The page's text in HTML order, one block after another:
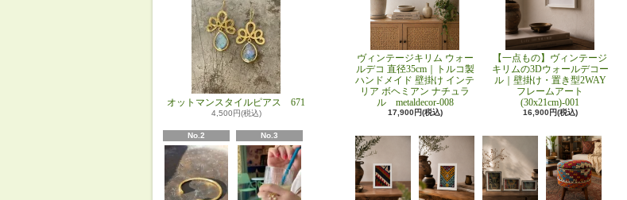
オットマンスタイルピアス 671
4,500円(税込)
No.2 No.3
ヴィンテージキリム ウォー
ルデコ 直径35cm｜トルコ製
ハンドメイド 壁掛け インテ
リア ボヘミアン ナチュラ
ル metaldecor-008
17,900円(税込)
【一点もの】ヴィンテージ
キリムの3Dウォールデコー
ル｜壁掛け・置き型2WAY
フレームアート
(30x21cm)-001
16,900円(税込)